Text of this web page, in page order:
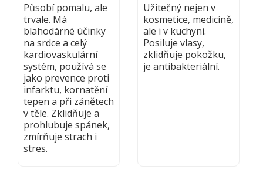
Působí pomalu, ale
trvale. Má
blahodárné účinky
na srdce a celý
kardiovaskulární
systém, používá se
jako prevence proti
infarktu, kornatění
tepen a při zánětech
v těle. Zklidňuje a
prohlubuje spánek,
zmírňuje strach i
stres.
Užitečný nejen v
kosmetice, medicíně,
ale i v kuchyni.
Posiluje vlasy,
zklidňuje pokožku,
je antibakteriální.